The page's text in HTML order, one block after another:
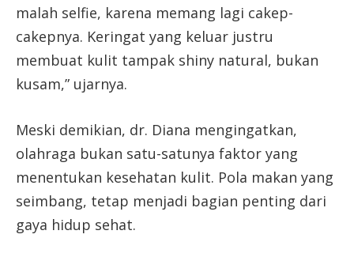
malah selfie, karena memang lagi cakep-
cakepnya. Keringat yang keluar justru
membuat kulit tampak shiny natural, bukan
kusam,” ujarnya.
Meski demikian, dr. Diana mengingatkan,
olahraga bukan satu-satunya faktor yang
menentukan kesehatan kulit. Pola makan yang
seimbang, tetap menjadi bagian penting dari
gaya hidup sehat.